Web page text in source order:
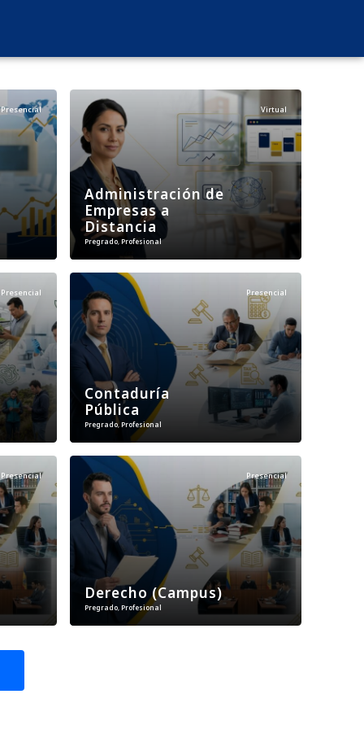
Presencial Virtual
Administración de
Empresas a
Distancia
Pregrado,Profesional
Presencial Presencial
Contaduría
Pública
Pregrado ,Profesional
Presencial Presencial
Derecho (Campus)
Pregrado ,Profesional